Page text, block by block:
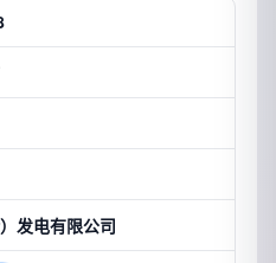
发电有限公司